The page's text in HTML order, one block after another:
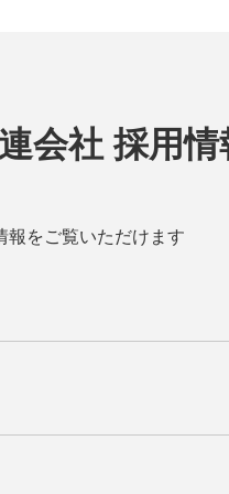
会社 採用情
報をご覧いただけます